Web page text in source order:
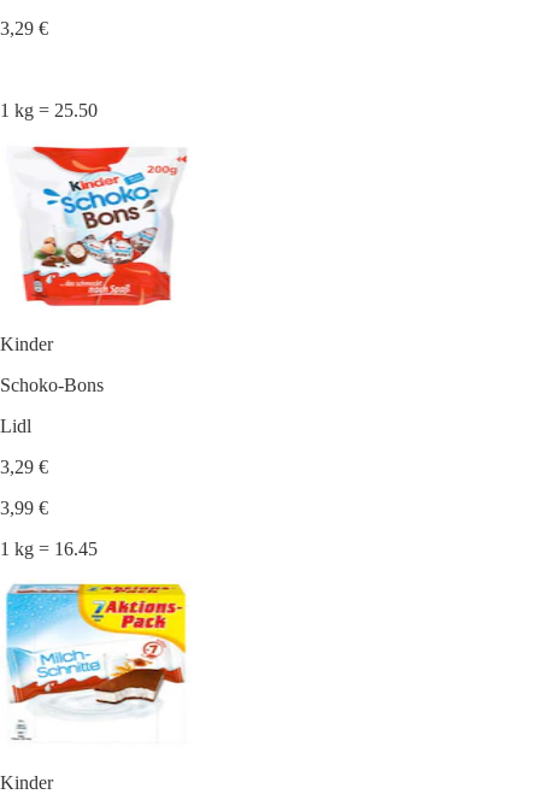
3,29 €
1 kg = 25.50
Kinder
Schoko-Bons
Lidl
3,29 €
3,99 €
1 kg = 16.45
Kinder